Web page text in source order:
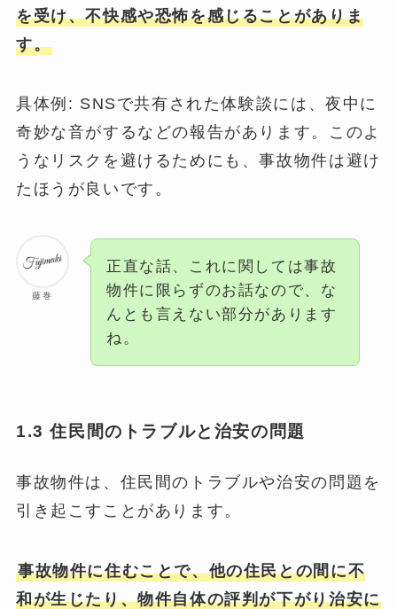
を受け、不快感や恐怖を感じることがありま
す。
具体例: SNSで共有された体験談には、夜中に
奇妙な音がするなどの報告があります。このよ
うなリスクを避けるためにも、事故物件は避け
たほうが良いです。
藤巻
正直な話、これに関しては事故
物件に限らずのお話なので、な
んとも言えない部分があります
ね。
1.3 住民間のトラブルと治安の問題
事故物件は、住民間のトラブルや治安の問題を
引き起こすことがあります。
事故物件に住むことで、他の住民との間に不
和が生じたり、物件自体の評判が下がり治安に